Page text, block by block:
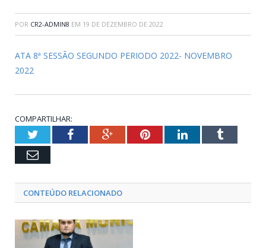
POR CR2-ADMIN8 EM 19 DE DEZEMBRO DE 2022
ATA 8ª SESSÃO SEGUNDO PERIODO 2022- NOVEMBRO
2022
COMPARTILHAR:
TwitterFacebookGoogle+PinterestLinkedInTumblr
Email
CONTEÚDO RELACIONADO